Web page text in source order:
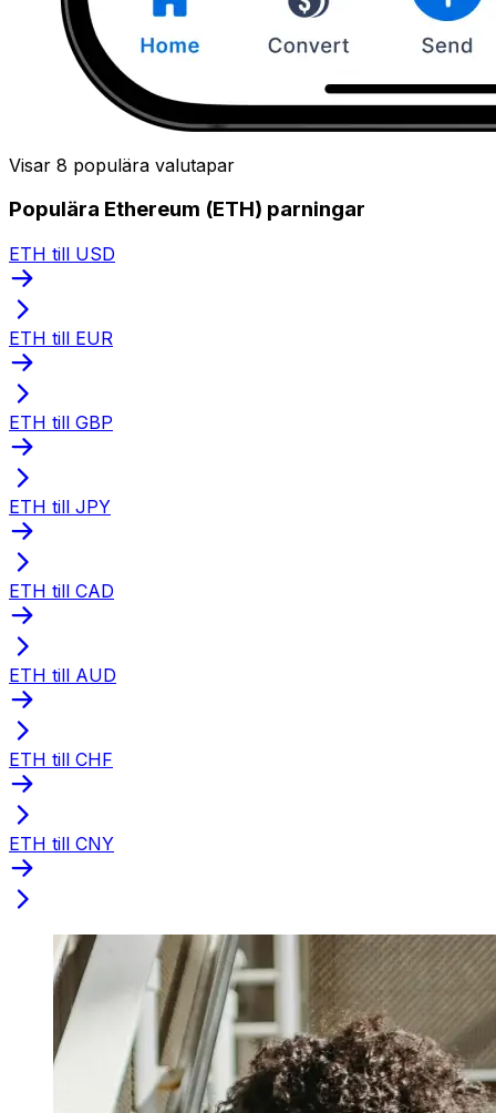
Visar 8 populära valutapar
Populära Ethereum (ETH) parningar
ETH till USD
ETH till EUR
ETH till GBP
ETH till JPY
ETH till CAD
ETH till AUD
ETH till CHF
ETH till CNY